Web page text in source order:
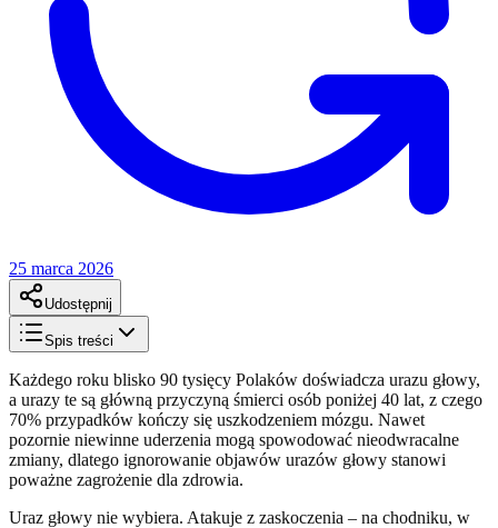
25 marca 2026
Udostępnij
Spis treści
Każdego roku blisko 90 tysięcy Polaków doświadcza urazu głowy,
a urazy te są główną przyczyną śmierci osób poniżej 40 lat, z czego
70% przypadków kończy się uszkodzeniem mózgu. Nawet
pozornie niewinne uderzenia mogą spowodować nieodwracalne
zmiany, dlatego ignorowanie objawów urazów głowy stanowi
poważne zagrożenie dla zdrowia.
Uraz głowy nie wybiera. Atakuje z zaskoczenia – na chodniku, w